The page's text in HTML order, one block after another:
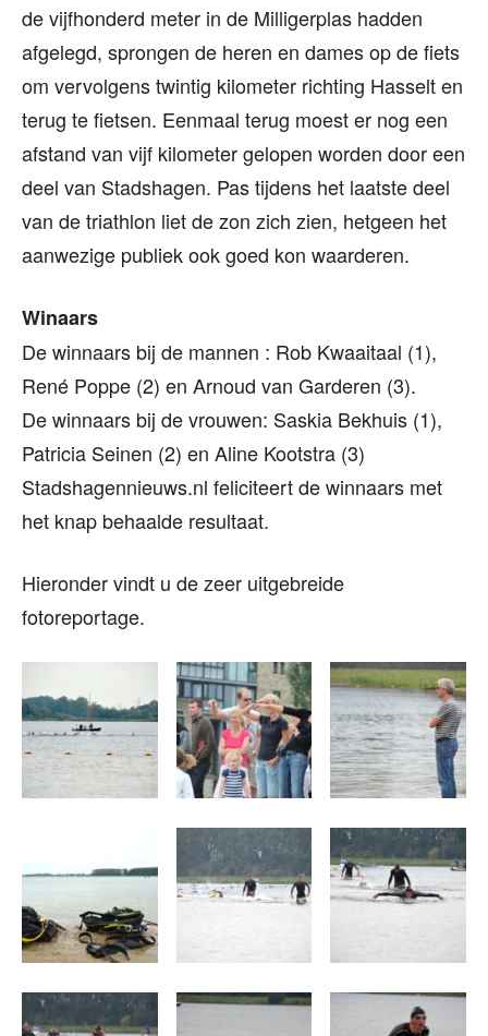
de vijfhonderd meter in de Milligerplas hadden
afgelegd, sprongen de heren en dames op de fiets
om vervolgens twintig kilometer richting Hasselt en
terug te fietsen. Eenmaal terug moest er nog een
afstand van vijf kilometer gelopen worden door een
deel van Stadshagen. Pas tijdens het laatste deel
van de triathlon liet de zon zich zien, hetgeen het
aanwezige publiek ook goed kon waarderen.
Winaars
De winnaars bij de mannen : Rob Kwaaitaal (1),
René Poppe (2) en Arnoud van Garderen (3).
De winnaars bij de vrouwen: Saskia Bekhuis (1),
Patricia Seinen (2) en Aline Kootstra (3)
Stadshagennieuws.nl feliciteert de winnaars met
het knap behaalde resultaat.
Hieronder vindt u de zeer uitgebreide
fotoreportage.